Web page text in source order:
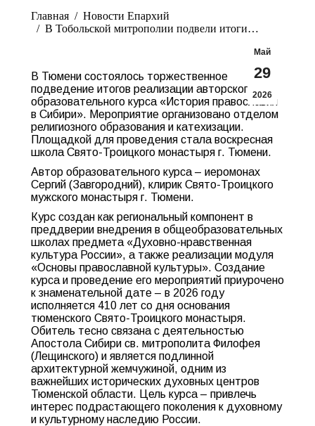
Главная
Новости Епархий
В Тобольской митрополии подвели итоги…
Май
29
2026
В Тюмени состоялось торжественное
подведение итогов реализации авторского
образовательного курса «История православия
в Сибири». Мероприятие организовано отделом
религиозного образования и катехизации.
Площадкой для проведения стала воскресная
школа Свято-Троицкого монастыря г. Тюмени.
Автор образовательного курса – иеромонах
Сергий (Завгородний), клирик Свято-Троицкого
мужского монастыря г. Тюмени.
Курс создан как региональный компонент в
преддверии внедрения в общеобразовательных
школах предмета «Духовно-нравственная
культура России», а также реализации модуля
«Основы православной культуры». Создание
курса и проведение его мероприятий приурочено
к знаменательной дате – в 2026 году
исполняется 410 лет со дня основания
тюменского Свято-Троицкого монастыря.
Обитель тесно связана с деятельностью
Апостола Сибири св. митрополита Филофея
(Лещинского) и является подлинной
архитектурной жемчужиной, одним из
важнейших исторических духовных центров
Тюменской области. Цель курса – привлечь
интерес подрастающего поколения к духовному
и культурному наследию России.